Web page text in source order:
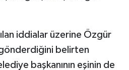
iddialar üzerine Özgür
belirten
başkanının eşinin de